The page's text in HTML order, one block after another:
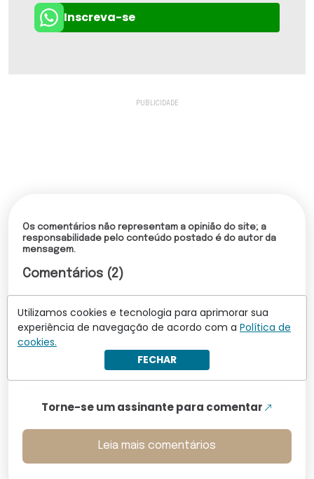
Inscreva-se
Os comentários não representam a opinião do site; a
responsabilidade pelo conteúdo postado é do autor da
mensagem.
Comentários (2)
Já sabemos para onde vai.
Nada, que uma boa graninha não resolva...
Torne-se um assinante para comentar
Leia mais comentários
Utilizamos cookies e tecnologia para aprimorar sua
experiência de navegação de acordo com a Política de
cookies.
FECHAR